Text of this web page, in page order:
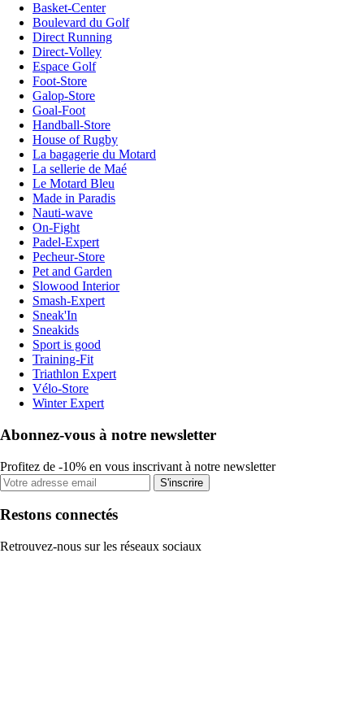
Basket-Center
Boulevard du Golf
Direct Running
Direct-Volley
Espace Golf
Foot-Store
Galop-Store
Goal-Foot
Handball-Store
House of Rugby
La bagagerie du Motard
La sellerie de Maé
Le Motard Bleu
Made in Paradis
Nauti-wave
On-Fight
Padel-Expert
Pecheur-Store
Pet and Garden
Slowood Interior
Smash-Expert
Sneak'In
Sneakids
Sport is good
Training-Fit
Triathlon Expert
Vélo-Store
Winter Expert
Abonnez-vous à notre newsletter
Profitez de -10% en vous inscrivant à notre newsletter
S'inscrire
Restons connectés
Retrouvez-nous sur les réseaux sociaux